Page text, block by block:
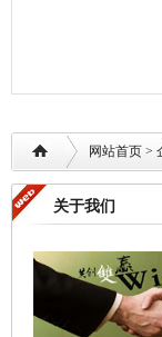
网站首页 >
关于我们